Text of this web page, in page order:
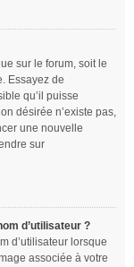
sur le forum, soit le
Essayez de
qu’il puisse
désirée n’existe pas,
une nouvelle
sur
d’utilisateur ?
d’utilisateur lorsque
associée à votre